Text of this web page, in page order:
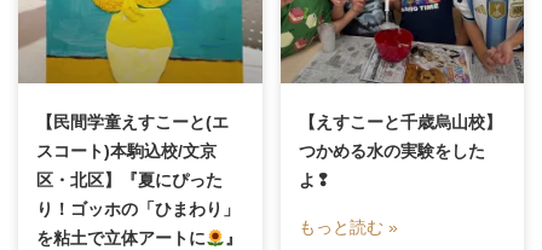
【民間学童えすこーと(エ
スコート)本駒込校/文京
区・北区】『夏にぴった
り！ゴッホの「ひまわり」
を粘土で立体アートに
』
【えすこーと千歳烏山校】
つかめる水の実験をした
よ❢
もっと読む »